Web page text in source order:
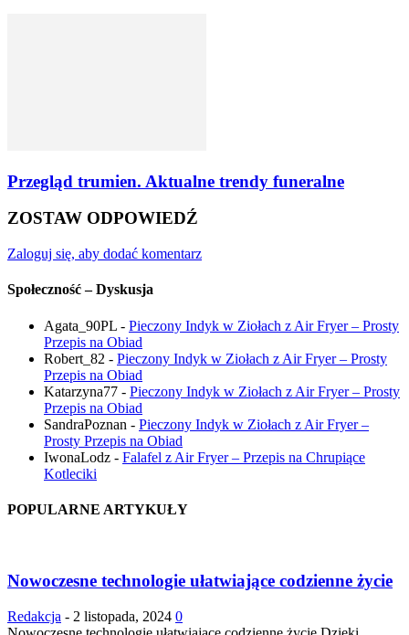
Przegląd trumien. Aktualne trendy funeralne
ZOSTAW ODPOWIEDŹ
Zaloguj się, aby dodać komentarz
Społeczność – Dyskusja
Agata_90PL - Pieczony Indyk w Ziołach z Air Fryer – Prosty
Przepis na Obiad
Robert_82 - Pieczony Indyk w Ziołach z Air Fryer – Prosty
Przepis na Obiad
Katarzyna77 - Pieczony Indyk w Ziołach z Air Fryer – Prosty
Przepis na Obiad
SandraPoznan - Pieczony Indyk w Ziołach z Air Fryer –
Prosty Przepis na Obiad
IwonaLodz - Falafel z Air Fryer – Przepis na Chrupiące
Kotleciki
POPULARNE ARTYKUŁY
Nowoczesne technologie ułatwiające codzienne życie
Redakcja - 2 listopada, 2024 0